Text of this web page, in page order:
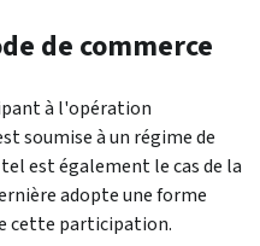
de commerce
à l'opération
soumise à un régime de
est également le cas de la
adopte une forme
cette participation.